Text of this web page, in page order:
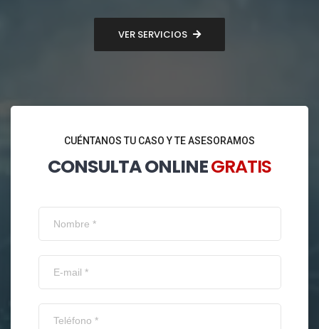
VER SERVICIOS
CUÉNTANOS TU CASO Y TE ASESORAMOS
CONSULTA ONLINEGRATIS